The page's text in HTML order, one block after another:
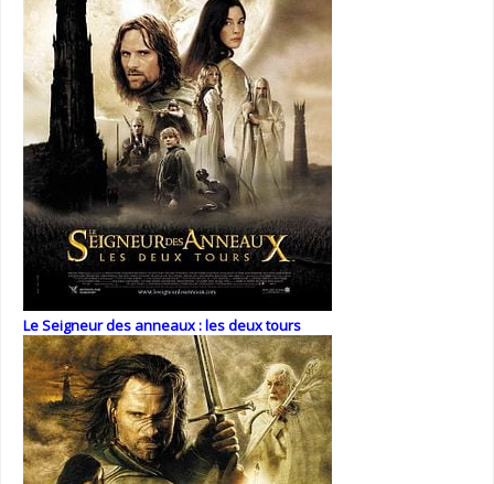
Le Seigneur des anneaux : les deux tours